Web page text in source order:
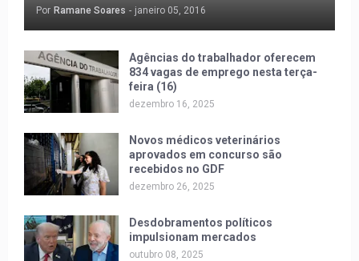
Por Ramane Soares - janeiro 05, 2016
Agências do trabalhador oferecem
834 vagas de emprego nesta terça-
feira (16)
dezembro 16, 2025
Novos médicos veterinários
aprovados em concurso são
recebidos no GDF
dezembro 26, 2025
Desdobramentos políticos
impulsionam mercados
outubro 08, 2025